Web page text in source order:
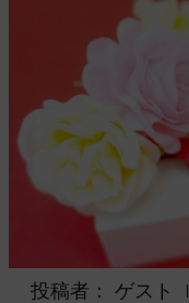
投稿者： ゲスト